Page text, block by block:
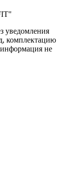
уведомления
комплектацию
информация не